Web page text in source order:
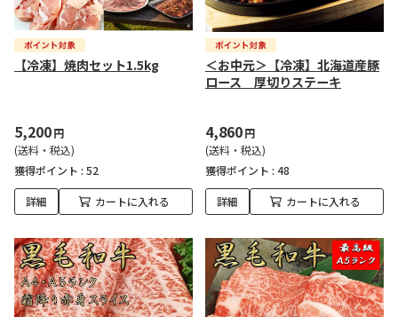
【冷凍】焼肉セット1.5kg
5,200円
(送料・税込)
獲得ポイント : 52
詳細 カートに入れる
＜お中元＞【冷凍】北海道産豚
ロース 厚切りステーキ
4,860円
(送料・税込)
獲得ポイント : 48
詳細 カートに入れる